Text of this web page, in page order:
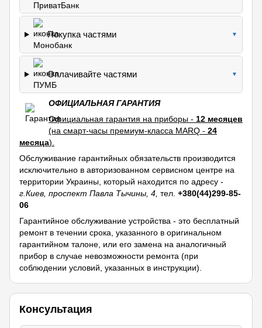
Покупка частями ▼
Оплачивайте частями ▼
ОФИЦИАЛЬНАЯ ГАРАНТИЯ
Официальная гарантия на приборы - 12 месяцев
(на смарт-часы премиум-класса MARQ - 24
месяца).
Обслуживание гарантийных обязательств производится
исключительно в авторизованном сервисном центре на
территории Украины, который находится по адресу -
г.Киев, проспект Павла Тычины, 4, тел. +380(44)299-85-
06
Гарантийное обслуживание устройства - это бесплатный
ремонт в течении срока, указанного в оригинальном
гарантийном талоне, или его замена на аналогичный
прибор в случае невозможности ремонта (при
соблюдении условий, указанных в инструкции).
Консультация